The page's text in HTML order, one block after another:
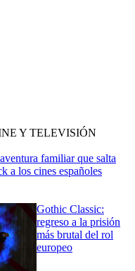
Y TELEVISIÓN
familiar que salta
a los cines españoles
Gothic Classic:
regreso a la prisión
más brutal del rol
europeo